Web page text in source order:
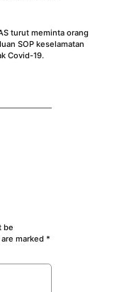
turut meminta orang
SOP keselamatan
Covid-19.
be
marked *